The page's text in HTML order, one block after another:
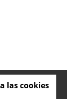
las cookies